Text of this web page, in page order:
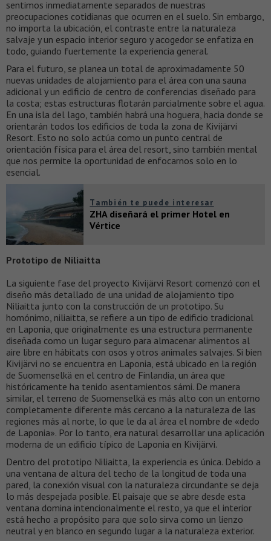
sentimos inmediatamente separados de nuestras
preocupaciones cotidianas que ocurren en el suelo. Sin embargo,
no importa la ubicación, el contraste entre la naturaleza
salvaje y un espacio interior seguro y acogedor se enfatiza en
todo, guiando fuertemente la experiencia general.
Para el futuro, se planea un total de aproximadamente 50
nuevas unidades de alojamiento para el área con una sauna
adicional y un edificio de centro de conferencias diseñado para
la costa; estas estructuras flotarán parcialmente sobre el agua.
En una isla del lago, también habrá una hoguera, hacia donde se
orientarán todos los edificios de toda la zona de Kivijärvi
Resort. Esto no solo actúa como un punto central de
orientación física para el área del resort, sino también mental
que nos permite la oportunidad de enfocarnos solo en lo
esencial.
También te puede interesar
ZHA diseñará el primer Hotel en
Vértice
Prototipo de Niliaitta
La siguiente fase del proyecto Kivijärvi Resort comenzó con el
diseño más detallado de una unidad de alojamiento tipo
Niliaitta junto con la construcción de un prototipo. Su
homónimo, niliaitta, se refiere a un tipo de edificio tradicional
en Laponia, que originalmente es una estructura permanente
diseñada como un lugar seguro para almacenar alimentos al
aire libre en hábitats con osos y otros animales salvajes. Si bien
Kivijärvi no se encuentra en Laponia, está ubicado en la región
de Suomenselkä en el centro de Finlandia, un área que
históricamente ha tenido asentamientos sámi. De manera
similar, el terreno de Suomenselkä es más alto con un entorno
completamente diferente más cercano a la naturaleza de las
regiones más al norte, lo que le da al área el nombre de «dedo
de Laponia». Por lo tanto, era natural desarrollar una aplicación
moderna de un edificio típico de Laponia en Kivijärvi.
Dentro del prototipo Niliaitta, la experiencia es única. Debido a
una ventana de altura del techo de la longitud de toda una
pared, la conexión visual con la naturaleza circundante se deja
lo más despejada posible. El paisaje que se abre desde esta
ventana domina intencionalmente el resto, ya que el interior
está hecho a propósito para que solo sirva como un lienzo
neutral y en blanco en segundo lugar a la naturaleza exterior.